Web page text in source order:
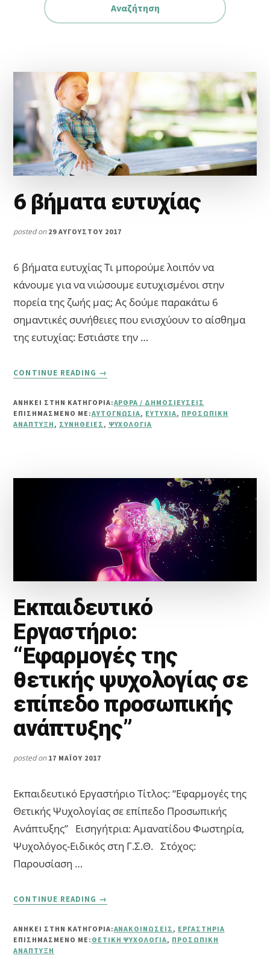
6 βήματα ευτυχίας
posted on 29 ΑΥΓΟΎΣΤΟΥ 2017
6 βήματα ευτυχίας Τι μπορούμε λοιπόν να
κάνουμε για να νιώσουμε ευτυχισμένοι στην
πορεία της ζωής μας; Ας δούμε παρακάτω 6
σημαντικές συνήθειες που ενισχύουν το αίσθημα
της ευτυχίας: Εστιάστε την …
CONTINUE READING
6
ΕΥΤΥΧΊΑΣ
→
ΑΝΗΚΕΙ ΣΤΗΝ ΚΑΤΗΓΟΡΙΑ:ΆΡΘΡΑ / ΔΗΜΟΣΙΕΎΣΕΙΣ
ΕΠΙΣΗΜΑΣΜΈΝΟ ΜΕ:ΑΥΤΟΓΝΩΣΊΑ, ΕΥΤΥΧΊΑ, ΠΡΟΣΩΠΙΚΉ
ΑΝΆΠΤΥΞΗ , ΣΥΝΉΘΕΙΕΣ , ΨΥΧΟΛΟΓΊΑ
Εκπαιδευτικό
Εργαστήριο:
“Εφαρμογές της
θετικής ψυχολογίας σε
επίπεδο προσωπικής
ανάπτυξης”
posted on 17 ΜΑΪ́ΟΥ 2017
Εκπαιδευτικό Εργαστήριο Τίτλος: “Εφαρμογές της
Θετικής Ψυχολογίας σε επίπεδο Προσωπικής
Ανάπτυξης” Εισηγήτρια: Αμανατίδου Φωστηρία,
Ψυχολόγος-Ειδικός στη Γ.Σ.Θ. Στόχος:
Παρουσίαση …
CONTINUE READING
ABOUT
“ΕΦΑΡΜΟΓΈΣ
→
ΑΝΗΚΕΙ ΣΤΗΝ ΚΑΤΗΓΟΡΙΑ:ΑΝΑΚΟΙΝΏΣΕΙΣ, ΕΡΓΑΣΤΉΡΙΑ
ΕΠΙΣΗΜΑΣΜΈΝΟ ΜΕ: ΘΕΤΙΚΉ ΨΥΧΟΛΟΓΊΑ, ΠΡΟΣΩΠΙΚΉ
ΑΝΆΠΤΥΞΗ